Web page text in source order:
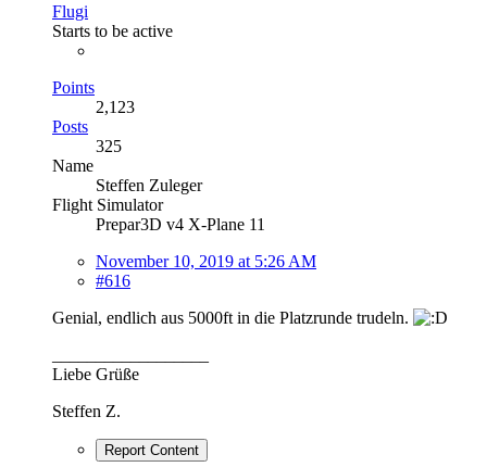
Flugi
Starts to be active
Points
2,123
Posts
325
Name
Steffen Zuleger
Flight Simulator
Prepar3D v4 X-Plane 11
November 10, 2019 at 5:26 AM
#616
Genial, endlich aus 5000ft in die Platzrunde trudeln.
Liebe Grüße
Steffen Z.
Report Content